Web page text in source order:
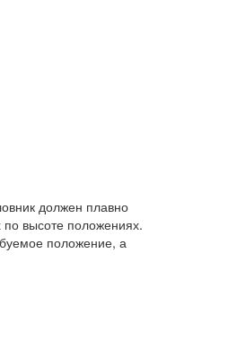
должен плавно
высоте положениях.
положение, а